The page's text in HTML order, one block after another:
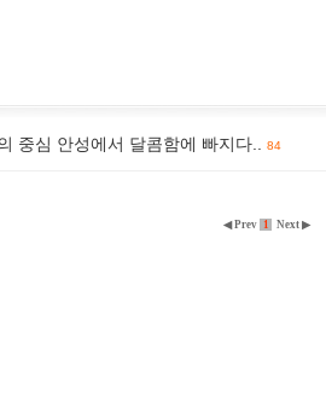
중심 안성에서 달콤함에 빠지다.. 84
◀ Prev 1 Next ▶